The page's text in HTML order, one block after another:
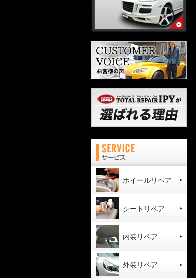
ホイールリペア
シートリペア
内装リペア
外装リペア